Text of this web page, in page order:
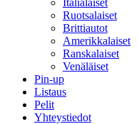
Ruotsalaiset
Brittiautot
Amerikkalaiset
Ranskalaiset
Venäläiset
Pin-up
Listaus
Pelit
Yhteystiedot